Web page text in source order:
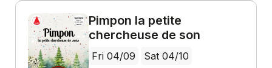
Pimpon la petite
chercheuse de son
Fri 04/09
Sat 04/10